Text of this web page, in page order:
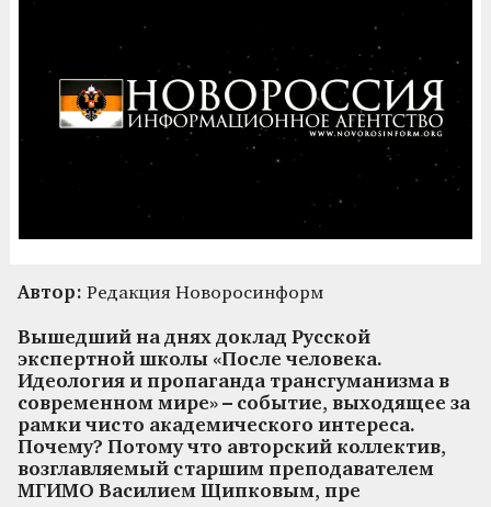
Автор: Редакция Новоросинформ
Вышедший на днях доклад Русской
экспертной школы «После человека.
Идеология и пропаганда трансгуманизма в
современном мире» – событие, выходящее за
рамки чисто академического интереса.
Почему? Потому что авторский коллектив,
возглавляемый старшим преподавателем
МГИМО Василием Щипковым, пре